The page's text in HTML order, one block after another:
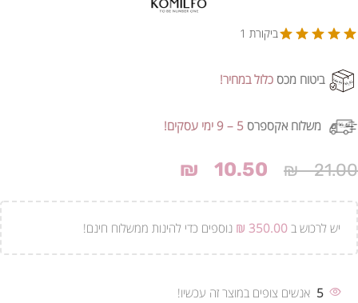
ביקורת 1
ביטוח מכס כלול במחיר!
משלוח אקספרס 5 – 9 ימי עסקים!
₪21.00
₪ 10.50
יש לרכוש ב ₪ 350.00 נוספים כדי להינות ממשלוח חינם!
5 אנשים צופים במוצר זה עכשיו!